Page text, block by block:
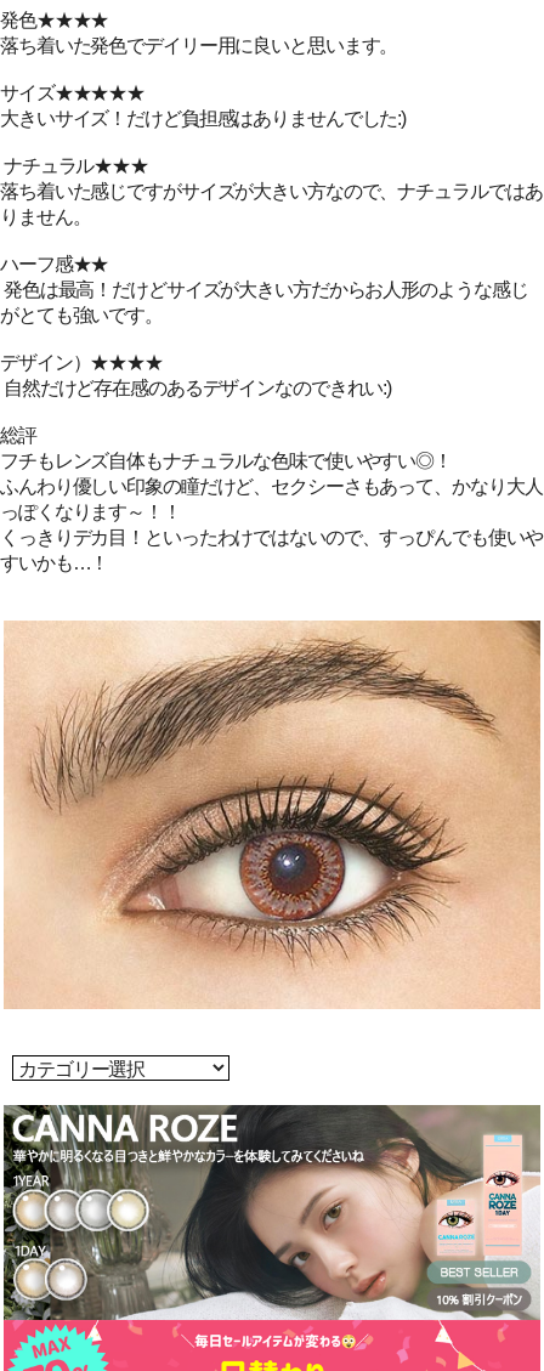
発色★★★★
落ち着いた発色でデイリー用に良いと思います。
サイズ★★★★★
大きいサイズ！だけど負担感はありませんでした:)
ナチュラル★★★
落ち着いた感じですがサイズが大きい方なので、ナチュラルではあ
りません。
ハーフ感★★
発色は最高！だけどサイズが大きい方だからお人形のような感じ
がとても強いです。
デザイン）★★★★
自然だけど存在感のあるデザインなのできれい:)
総評
フチもレンズ自体もナチュラルな色味で使いやすい◎！
ふんわり優しい印象の瞳だけど、セクシーさもあって、かなり大人
っぽくなります～！！
くっきりデカ目！といったわけではないので、すっぴんでも使いや
すいかも…！